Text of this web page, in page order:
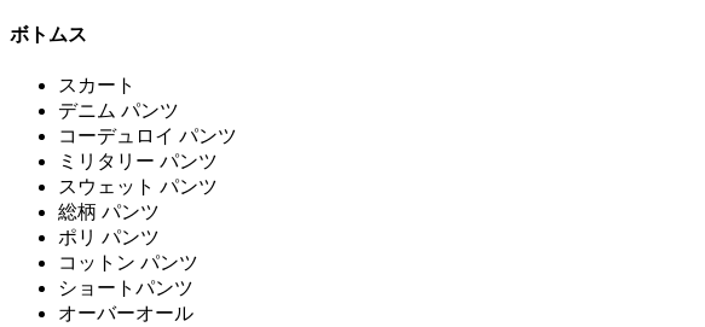
ボトムス
スカート
デニム パンツ
コーデュロイ パンツ
ミリタリー パンツ
スウェット パンツ
総柄 パンツ
ポリ パンツ
コットン パンツ
ショートパンツ
オーバーオール